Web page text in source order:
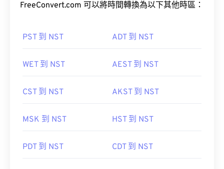
FreeConvert.com 可以將時間轉換為以下其他時區：
PST 到 NST ADT 到 NST
WET 到 NST AEST 到 NST
CST 到 NST AKST 到 NST
MSK 到 NST HST 到 NST
PDT 到 NST CDT 到 NST